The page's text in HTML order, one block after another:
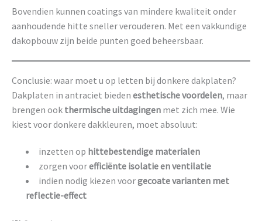
Bovendien kunnen coatings van mindere kwaliteit onder
aanhoudende hitte sneller verouderen. Met een vakkundige
dakopbouw zijn beide punten goed beheersbaar.
Conclusie: waar moet u op letten bij donkere dakplaten?
Dakplaten in antraciet bieden esthetische voordelen, maar
brengen ook thermische uitdagingen met zich mee. Wie
kiest voor donkere dakkleuren, moet absoluut:
inzetten op hittebestendige materialen
zorgen voorefficiënte isolatie en ventilatie
indien nodig kiezen voorgecoate varianten met
reflectie-effect